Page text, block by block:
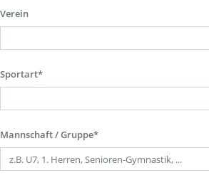
Verein
Sportart*
Mannschaft / Gruppe*